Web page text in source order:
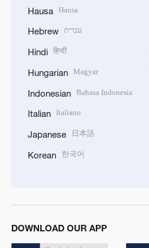
Hausa Hausa
Hebrew עברית
Hindi हिन्दी
Hungarian Magyar
Indonesian Bahasa Indonesia
Italian Italiano
Japanese 日本語
Korean 한국어
DOWNLOAD OUR APP